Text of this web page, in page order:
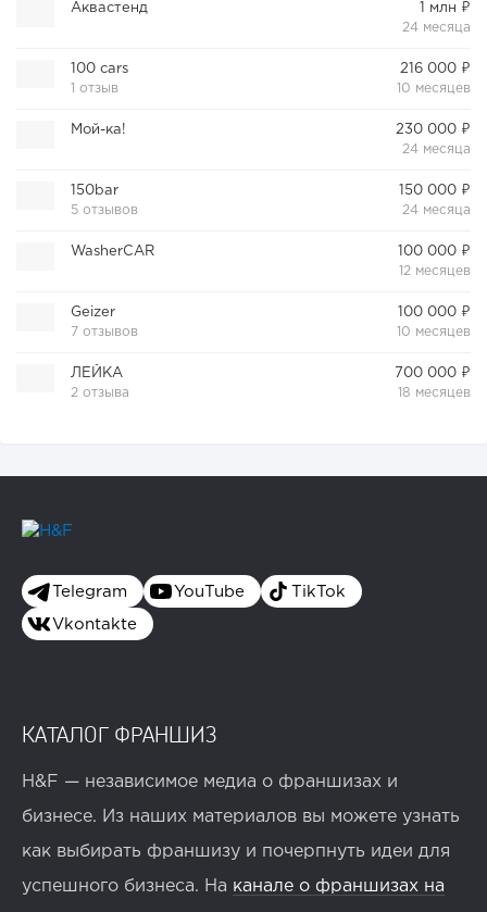
Аквастенд
1 млн ₽
24 месяца
100 cars
1 отзыв
216 000 ₽
10 месяцев
Мой-ка!
230 000 ₽
24 месяца
150bar
5 отзывов
150 000 ₽
24 месяца
WasherCAR
100 000 ₽
12 месяцев
Geizer
7 отзывов
100 000 ₽
10 месяцев
ЛЕЙКА
2 отзыва
700 000 ₽
18 месяцев
Telegram YouTube TikTok
Vkontakte
КАТАЛОГ ФРАНШИЗ
H&F — независимое медиа о франшизах и
бизнесе. Из наших материалов вы можете узнать
как выбирать франшизу и почерпнуть идеи для
успешного бизнеса. На канале о франшизах на